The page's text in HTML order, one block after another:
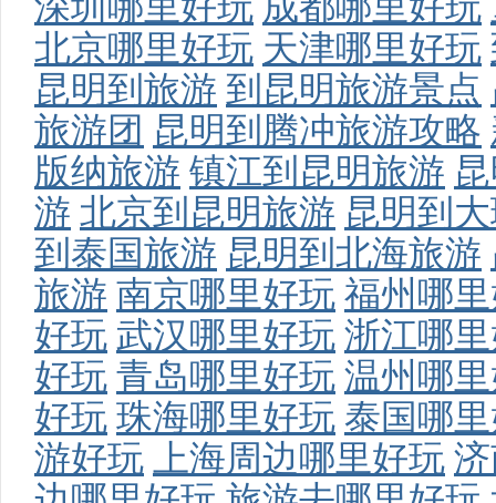
北京哪里好玩 天津哪里好玩
昆明到旅游 到昆明旅游景点
旅游团 昆明到腾冲旅游攻略
版纳旅游 镇江到昆明旅游
游 北京到昆明旅游 昆明到
到泰国旅游 昆明到北海旅游
旅游 南京哪里好玩 福州哪
好玩 武汉哪里好玩 浙江哪
好玩 青岛哪里好玩 温州哪
好玩 珠海哪里好玩 泰国哪
游好玩
上海周边哪里好玩